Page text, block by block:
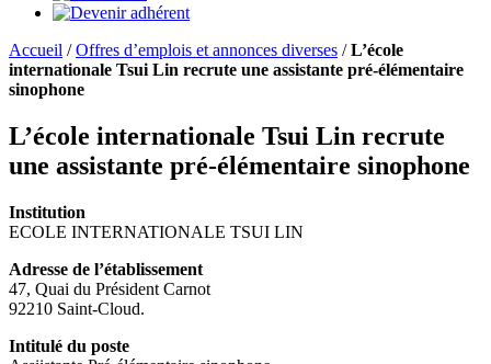
Accueil /Offres d’emplois et annonces diverses /L’école
internationale Tsui Lin recrute une assistante pré-élémentaire
sinophone
L’école internationale Tsui Lin recrute
une assistante pré-élémentaire sinophone
Institution
ECOLE INTERNATIONALE TSUI LIN
Adresse de l’établissement
47, Quai du Président Carnot
92210 Saint-Cloud.
Intitulé du poste